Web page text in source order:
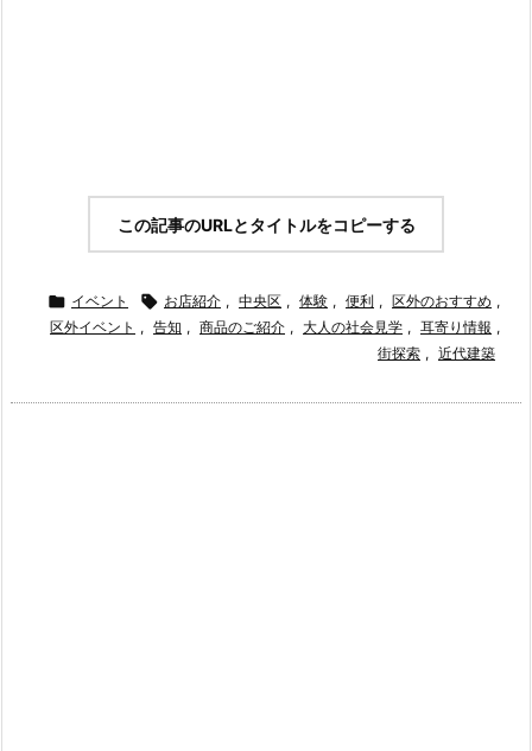
この記事のURLとタイトルをコピーする
 イベント  お店紹介 , 中央区 , 体験 , 便利 , 区外のおすすめ ,
区外イベント , 告知 , 商品のご紹介 , 大人の社会見学 , 耳寄り情報 ,
街探索 , 近代建築